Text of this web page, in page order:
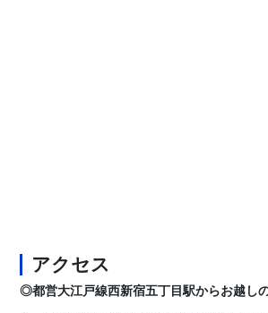
アクセス
◎都営大江戸線西新宿五丁目駅からお越し